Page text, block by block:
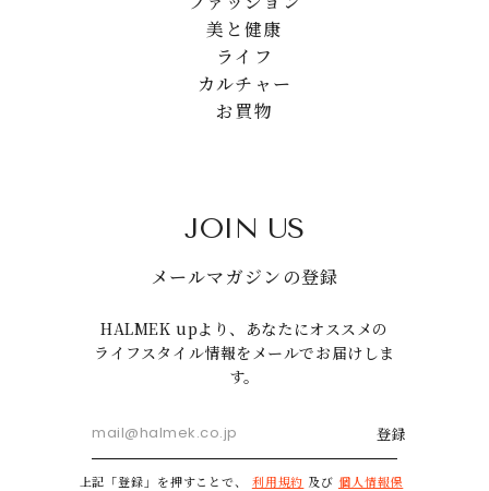
美と健康
ライフ
カルチャー
お買物
JOIN US
メールマガジンの登録
HALMEK upより、あなたにオススメの
ライフスタイル情報をメールでお届けしま
す。
登録
上記「登録」を押すことで、 利用規約 及び 個人情報保